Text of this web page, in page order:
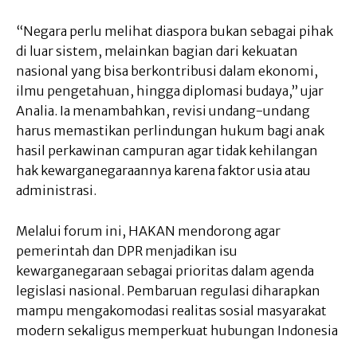
“Negara perlu melihat diaspora bukan sebagai pihak
di luar sistem, melainkan bagian dari kekuatan
nasional yang bisa berkontribusi dalam ekonomi,
ilmu pengetahuan, hingga diplomasi budaya,” ujar
Analia. Ia menambahkan, revisi undang-undang
harus memastikan perlindungan hukum bagi anak
hasil perkawinan campuran agar tidak kehilangan
hak kewarganegaraannya karena faktor usia atau
administrasi.
Melalui forum ini, HAKAN mendorong agar
pemerintah dan DPR menjadikan isu
kewarganegaraan sebagai prioritas dalam agenda
legislasi nasional. Pembaruan regulasi diharapkan
mampu mengakomodasi realitas sosial masyarakat
modern sekaligus memperkuat hubungan Indonesia